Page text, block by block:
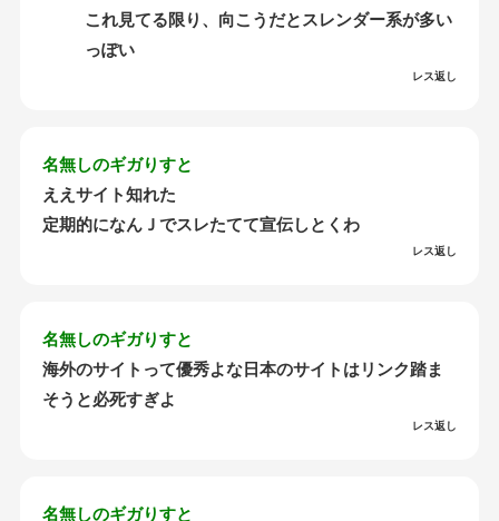
これ見てる限り、向こうだとスレンダー系が多い
っぽい
レス返し
名無しのギガりすと
ええサイト知れた
定期的になんＪでスレたてて宣伝しとくわ
レス返し
名無しのギガりすと
海外のサイトって優秀よな日本のサイトはリンク踏ま
そうと必死すぎよ
レス返し
名無しのギガりすと